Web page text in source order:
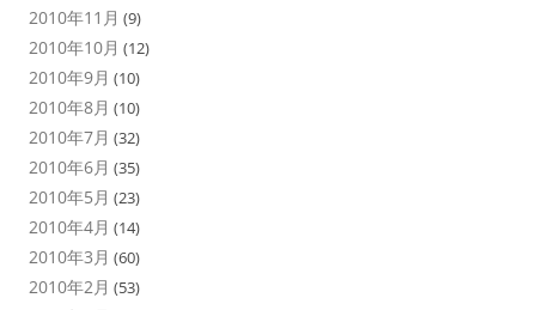
2010年11月 (9)
2010年10月 (12)
2010年9月 (10)
2010年8月 (10)
2010年7月 (32)
2010年6月 (35)
2010年5月 (23)
2010年4月 (14)
2010年3月 (60)
2010年2月 (53)